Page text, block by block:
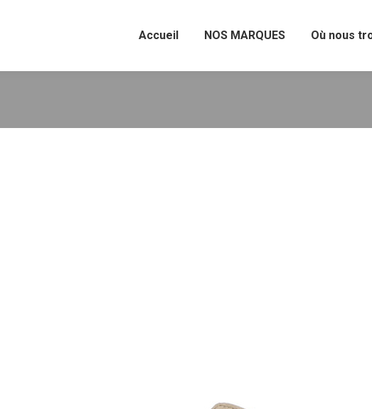
Accueil NOS MARQUES Où nous